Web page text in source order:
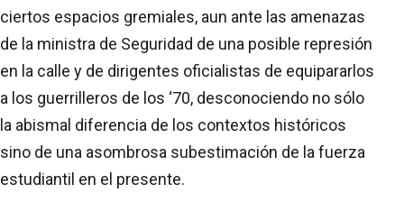
ciertos espacios gremiales, aun ante las amenazas
de la ministra de Seguridad de una posible represión
en la calle y de dirigentes oficialistas de equipararlos
a los guerrilleros de los ‘70, desconociendo no sólo
la abismal diferencia de los contextos históricos
sino de una asombrosa subestimación de la fuerza
estudiantil en el presente.